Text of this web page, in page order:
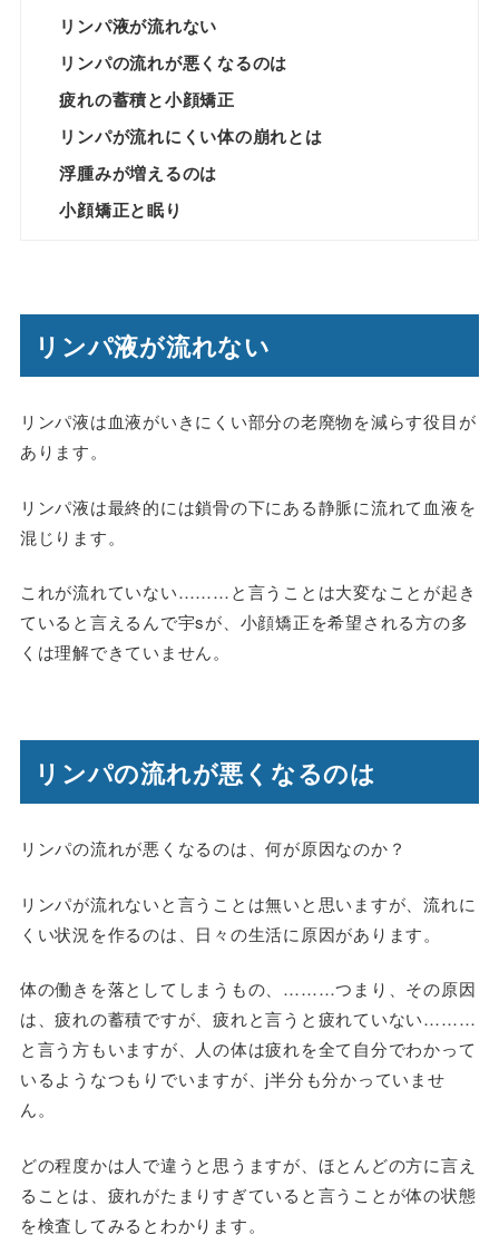
リンパ液が流れない
リンパの流れが悪くなるのは
疲れの蓄積と小顔矯正
リンパが流れにくい体の崩れとは
浮腫みが増えるのは
小顔矯正と眠り
リンパ液が流れない
リンパ液は血液がいきにくい部分の老廃物を減らす役目が
あります。
リンパ液は最終的には鎖骨の下にある静脈に流れて血液を
混じります。
これが流れていない………と言うことは大変なことが起き
ていると言えるんで宇sが、小顔矯正を希望される方の多
くは理解できていません。
リンパの流れが悪くなるのは
リンパの流れが悪くなるのは、何が原因なのか？
リンパが流れないと言うことは無いと思いますが、流れに
くい状況を作るのは、日々の生活に原因があります。
体の働きを落としてしまうもの、………つまり、その原因
は、疲れの蓄積ですが、疲れと言うと疲れていない………
と言う方もいますが、人の体は疲れを全て自分でわかって
いるようなつもりでいますが、j半分も分かっていませ
ん。
どの程度かは人で違うと思うますが、ほとんどの方に言え
ることは、疲れがたまりすぎていると言うことが体の状態
を検査してみるとわかります。